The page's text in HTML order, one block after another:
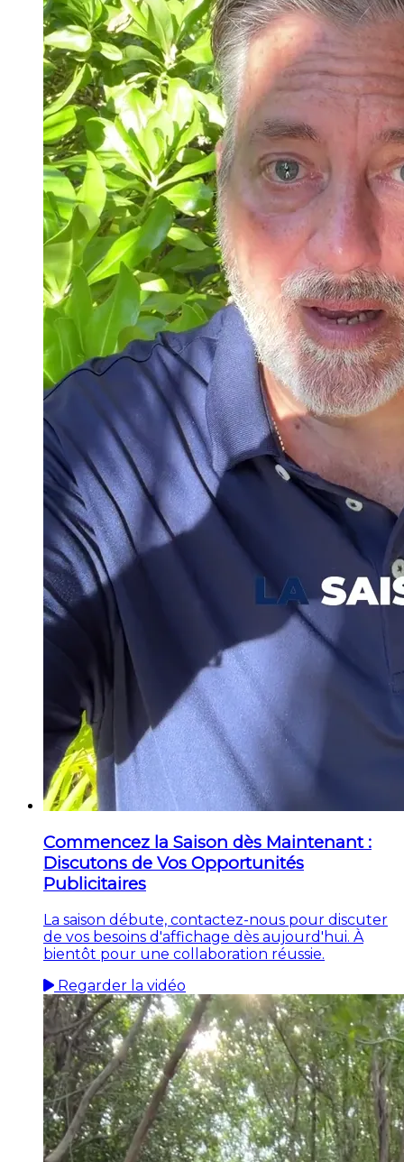
Commencez la Saison dès Maintenant :
Discutons de Vos Opportunités
Publicitaires
La saison débute, contactez-nous pour discuter
de vos besoins d'affichage dès aujourd'hui. À
bientôt pour une collaboration réussie.
Regarder la vidéo